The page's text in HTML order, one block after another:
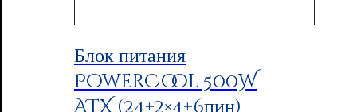
Блок питания
PowerCool 500W